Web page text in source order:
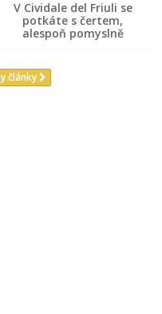
V Cividale del Friuli se
potkáte s čertem,
alespoň pomyslně
články